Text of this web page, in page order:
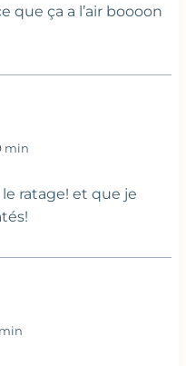
que ça a l’air boooon
min
ratage! et que je